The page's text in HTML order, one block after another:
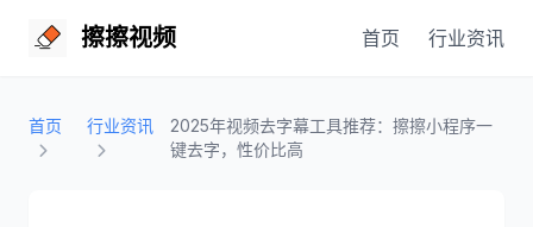
擦擦视频 首页 行业资讯
首页 行业资讯
2025年视频去字幕工具推荐：擦擦小程序一
键去字，性价比高